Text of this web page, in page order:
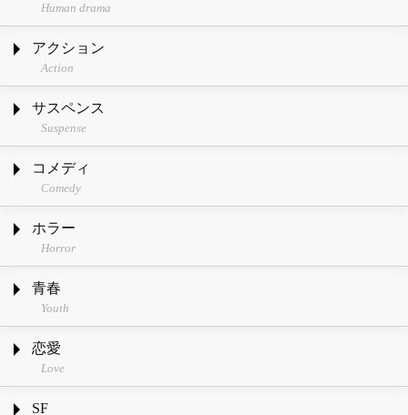
Human drama
アクション
Action
サスペンス
Suspense
コメディ
Comedy
ホラー
Horror
青春
Youth
恋愛
Love
SF